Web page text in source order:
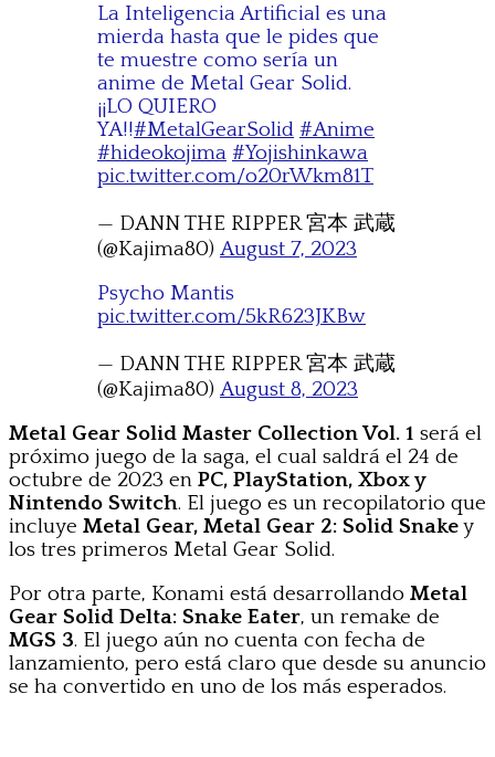
La Inteligencia Artificial es una
mierda hasta que le pides que
te muestre como sería un
anime de Metal Gear Solid.
¡¡LO QUIERO
YA!!#MetalGearSolid #Anime
#hideokojima #Yojishinkawa
pic.twitter.com/o20rWkm81T
— DANN THE RIPPER 宮本 武蔵
(@Kajima80) August 7, 2023
Psycho Mantis
pic.twitter.com/5kR623JKBw
— DANN THE RIPPER 宮本 武蔵
(@Kajima80) August 8, 2023
Metal Gear Solid Master Collection Vol. 1 será el
próximo juego de la saga, el cual saldrá el 24 de
octubre de 2023 en PC, PlayStation, Xbox y
Nintendo Switch. El juego es un recopilatorio que
incluye Metal Gear, Metal Gear 2: Solid Snakey
los tres primeros Metal Gear Solid.
Por otra parte, Konami está desarrollando Metal
Gear Solid Delta: Snake Eater, un remake de
MGS 3. El juego aún no cuenta con fecha de
lanzamiento, pero está claro que desde su anuncio
se ha convertido en uno de los más esperados.